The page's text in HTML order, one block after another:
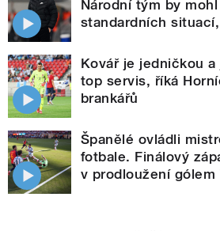
Národní tým by
standardních
Kovář je jedničkou
top servis, říká
brankářů
Španělé ovládli
fotbale. Finálový
v prodloužení gólem